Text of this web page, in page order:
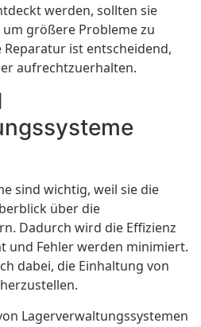
werden, sollten sie
größere Probleme zu
Reparatur ist entscheidend,
aufrechtzuerhalten.
sind wichtig, weil sie die
über die
Dadurch wird die Effizienz
und Fehler werden minimiert.
dabei, die Einhaltung von
Lagerverwaltungssystemen